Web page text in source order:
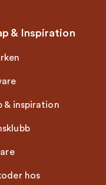
& Inspiration
& inspiration
hos